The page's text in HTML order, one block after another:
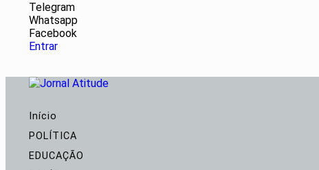
Telegram
Whatsapp
Facebook
Entrar
Início
POLÍTICA
EDUCAÇÃO